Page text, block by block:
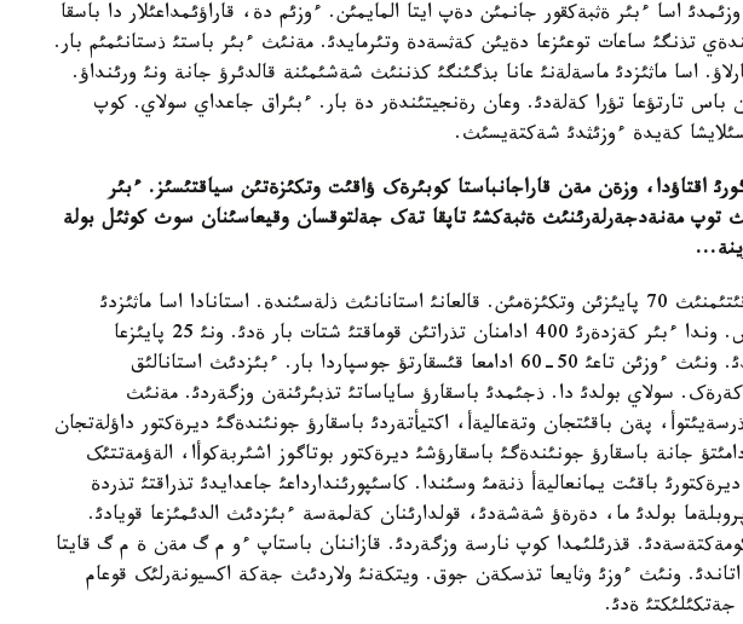
اسا ءبئر ةثبةکقور جانمئن دةپ ايتا المايمئن. ءوزئم دة، قاراؤئمداعئلار دا باسقا
تذنگئ ساعات توعئزعا دةيئن کةثسةدة وتئرمايدئ. مةنئث ءبئر باستئ ذستانئمئم بار.
اسا ماثئزدئ ماسةلةنئ عانا بذگئنگئ کذننئث شةشئمئنة قالدئرؤ جانة ونئ ورئنداؤ.
باس تارتؤعا تؤرا کةلةدئ. وعان رةنجيتئندةر دة بار. ءبئراق جاعداي سولاي. کوپ
کةيدة ءوزئثدئ شةکتةيسئث.
اقتاؤدا، وزةن مةن قاراجانباستا کوبئرةک ؤاقئت وتکئزةتئن سياقتئسئز. ءبئر
توپ مةنةدجةرلةرئنئث ةثبةکشئ تاپقا تةک جةلتوقسان وقيعاسئنان سوث کوثئل بولة
...
- راسئندا، مةن مذندا ؤاقئتئمنئث 70 پايئزئن وتکئزةمئن. قالعانئ استانانئث ذلةسئندة. استانادا اسا ماثئزدئ
ماسةلةلةر شةشئلةتئنئ راس. وندا ءبئر کةزدةرئ 400 ادامنان تذراتئن قوماقتئ شتات بار ةدئ. ونئ 25 پايئزعا
قئسقارتتئق، 300 ادام قالدئ. ونئث ءوزئن تاعئ 50-60 ادامعا قئسقارتؤ جوسپاردا بار. ءبئزدئث استانالئق
کةرةک. سولاي بولدئ دا. ذجئمدئ باسقارؤ ساياساتئ تذبئرئنةن وزگةردئ. مةنئث
پةن باقئتجان وتةعاليةأ، اکتيأتةردئ باسقارؤ جونئندةگئ ديرةکتور داؤلةتجان
جانة باسقارؤ جونئندةگئ باسقارؤشئ ديرةکتور بوتاگوز اشئربةکوأا، الةؤمةتتئک
باقئت يمانعاليةأ ذنةمئ وسئندا. کاسئپورئندارداعئ جاعدايدئ تذراقتئ تذردة
بولدئ ما، دةرةؤ شةشةدئ، قولدارئنان کةلمةسة ءبئزدئث الدئمئزعا قويادئ.
20-30 ادام کومةکتةسةدئ. قذرئلئمدا کوپ نارسة وزگةردئ. قازاننان باستاپ ءو م گ مةن ة م گ قايتا
ونئث ءوزئ وثايعا تذسکةن جوق. ويتکةنئ ولاردئث جةکة اکسيونةرلئک قوعام
جةتکئلئکتئ ةدئ.